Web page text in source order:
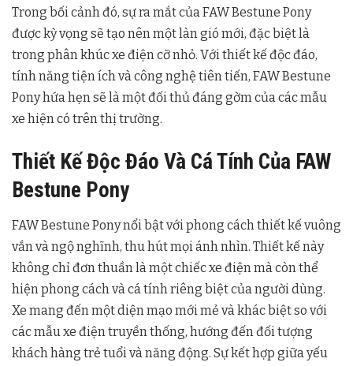
Trong bối cảnh đó, sự ra mắt của FAW Bestune Pony
được kỳ vọng sẽ tạo nên một làn gió mới, đặc biệt là
trong phân khúc xe điện cỡ nhỏ. Với thiết kế độc đáo,
tính năng tiện ích và công nghệ tiên tiến, FAW Bestune
Pony hứa hẹn sẽ là một đối thủ đáng gờm của các mẫu
xe hiện có trên thị trường.
Thiết Kế Độc Đáo Và Cá Tính Của FAW
Bestune Pony
FAW Bestune Pony nổi bật với phong cách thiết kế vuông
vắn và ngộ nghĩnh, thu hút mọi ánh nhìn. Thiết kế này
không chỉ đơn thuần là một chiếc xe điện mà còn thể
hiện phong cách và cá tính riêng biệt của người dùng.
Xe mang đến một diện mạo mới mẻ và khác biệt so với
các mẫu xe điện truyền thống, hướng đến đối tượng
khách hàng trẻ tuổi và năng động. Sự kết hợp giữa yếu